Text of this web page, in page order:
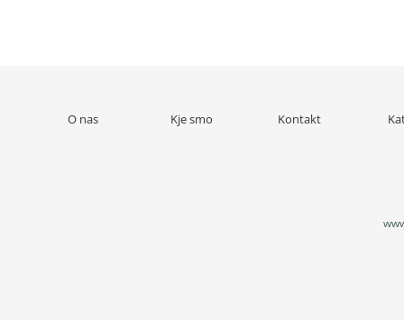
O nas Kje smo Kontakt